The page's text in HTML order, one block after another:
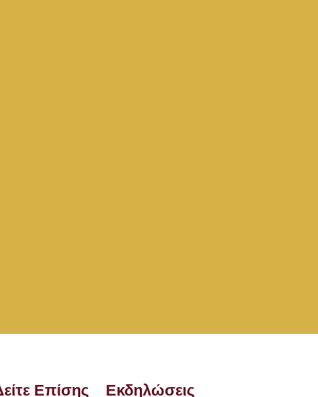
Επίσης Εκδηλώσεις